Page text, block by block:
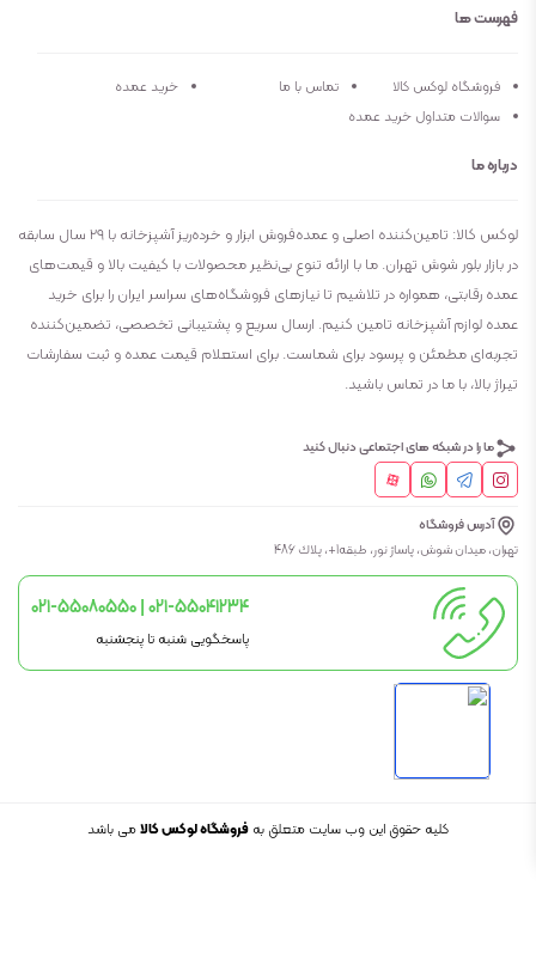
فهرست ها
فروشگاه لوکس کالا تماس با ما
خرید عمده
سوالات متداول خرید عمده
درباره ما
لوکس کالا: تامین‌کننده اصلی و عمده‌فروش ابزار و خرده‌ریز آشپزخانه با ۲۹ سال سابقه
در بازار بلور شوش تهران. ما با ارائه تنوع بی‌نظیر محصولات با کیفیت بالا و قیمت‌های
عمده رقابتی، همواره در تلاشیم تا نیازهای فروشگاه‌های سراسر ایران را برای خرید
عمده لوازم آشپزخانه تامین کنیم. ارسال سریع و پشتیبانی تخصصی، تضمین‌کننده
تجربه‌ای مطمئن و پرسود برای شماست. برای استعلام قیمت عمده و ثبت سفارشات
تیراژ بالا، با ما در تماس باشید.
ما را در شبکه های اجتماعی دنبال کنید
آدرس فروشگاه
تهران، ميدان شوش، پاساژ نور، طبقه1+، پلاك 486
021-55080550 | 021-55041234
پاسخگویی شنبه تا پنجشنبه
کلیه حقوق این وب سایت متعلق به فروشگاه لوکس کالامی باشد